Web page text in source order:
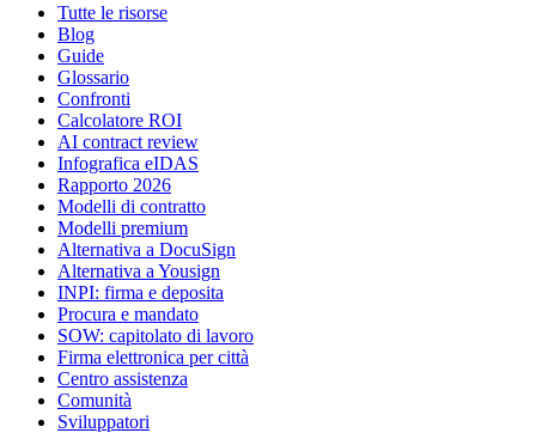
Tutte le risorse
Blog
Guide
Glossario
Confronti
Calcolatore ROI
AI contract review
Infografica eIDAS
Rapporto 2026
Modelli di contratto
Modelli premium
Alternativa a DocuSign
Alternativa a Yousign
INPI: firma e deposita
Procura e mandato
SOW: capitolato di lavoro
Firma elettronica per città
Centro assistenza
Comunità
Sviluppatori